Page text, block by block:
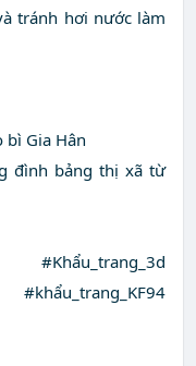
tránh hơi nước làm
bì Gia Hân
đình bảng thị xã từ